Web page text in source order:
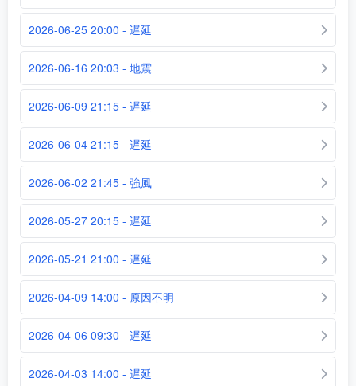
2026-06-25 20:00 - 遅延
2026-06-16 20:03 - 地震
2026-06-09 21:15 - 遅延
2026-06-04 21:15 - 遅延
2026-06-02 21:45 - 強風
2026-05-27 20:15 - 遅延
2026-05-21 21:00 - 遅延
2026-04-09 14:00 - 原因不明
2026-04-06 09:30 - 遅延
2026-04-03 14:00 - 遅延